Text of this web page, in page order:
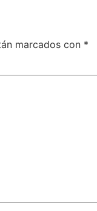
marcados con *